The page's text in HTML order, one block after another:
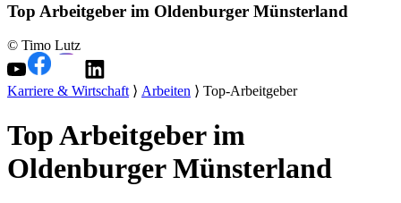
Top Arbeitgeber im Oldenburger Münsterland
© Timo Lutz
Karriere & Wirtschaft⟩ Arbeiten ⟩ Top-Arbeitgeber
Top Arbeitgeber im
Oldenburger Münsterland